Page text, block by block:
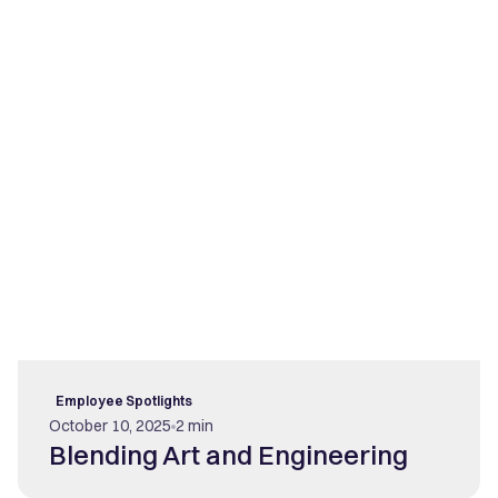
Employee Spotlights
October 10, 2025 2 min
Blending Art and Engineering